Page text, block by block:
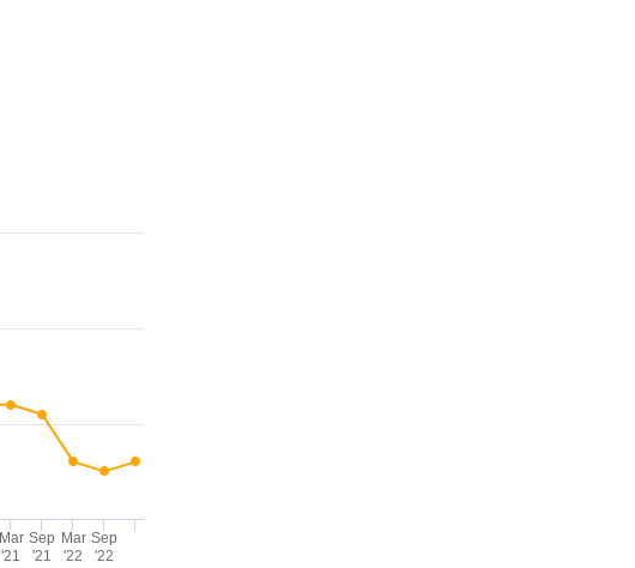
Mar
'21
Sep
'21
Mar
'22
Sep
'22